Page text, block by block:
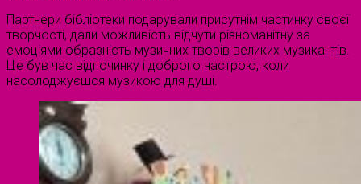
Партнери бібліотеки подарували присутнім частинку своєї
творчості, дали можливість відчути різноманітну за
емоціями образність музичних творів великих музикантів.
Це був час відпочинку і доброго настрою, коли
насолоджуєшся музикою для душі.